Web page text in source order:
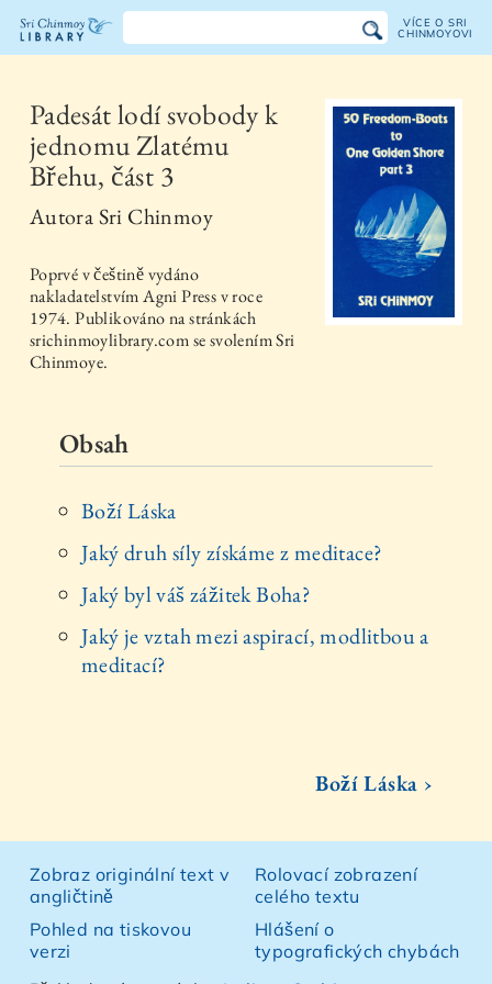
Knihovna
Sri
Chinmoye
VÍCE O SRI
CHINMOYOVI
Padesát lodí svobody k
jednomu Zlatému
Břehu, část 3
AutoraSri Chinmoy
Poprvé v češtině vydáno
nakladatelstvímAgni Pressv roce
1974. Publikováno na stránkách
srichinmoylibrary.com se svolením Sri
Chinmoye.
Obsah
Boží Láska
Jaký druh síly získáme z meditace?
Jaký byl váš zážitek Boha?
Jaký je vztah mezi aspirací, modlitbou a
meditací?
Boží Láska ›
Zobraz originální text v
angličtině
Pohled na tiskovou
verzi
Rolovací zobrazení
celého textu
Hlášení o
typografických chybách